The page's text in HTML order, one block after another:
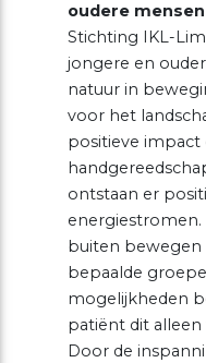
oudere mensen
Stichting IKL-
jongere en
natuur in
voor het
positieve
ontstaan er
buiten
bepaalde
mogelijkheden
patiënt dit
Door de